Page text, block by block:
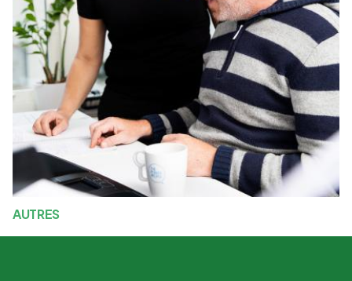
AUTRES